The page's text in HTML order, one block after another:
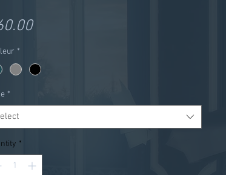
Price
*
*
*